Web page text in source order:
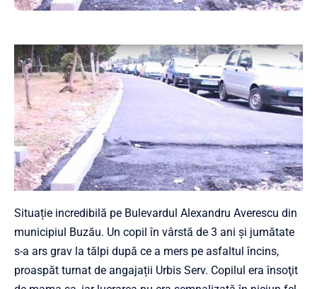
Situație incredibilă pe Bulevardul Alexandru Averescu din
municipiul Buzău. Un copil în vârstă de 3 ani şi jumătate
s-a ars grav la tălpi după ce a mers pe asfaltul încins,
proaspăt turnat de angajații Urbis Serv. Copilul era însoţit